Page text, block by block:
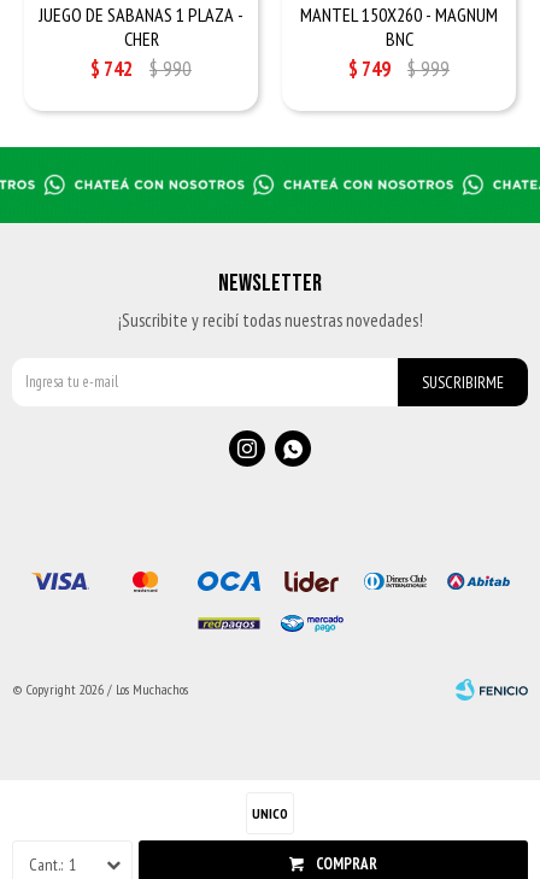
UNICO
1 COMPRAR
JUEGO DE SABANAS 1 PLAZA -
CHER
$ 742 $990
MANTEL 150X260 - MAGNUM
BNC
$ 749 $999
NEWSLETTER
¡Suscribite y recibí todas nuestras novedades!
SUSCRIBIRME
 
© Copyright 2026 / Los Muchachos